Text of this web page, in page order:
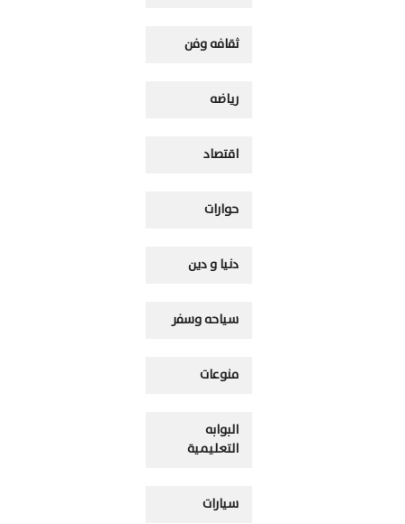
ثقافه وفن
رياضه
اقتصاد
حوارات
دنيا و دين
سياحه وسفر
منوعات
البوابه
التعليمية
سيارات